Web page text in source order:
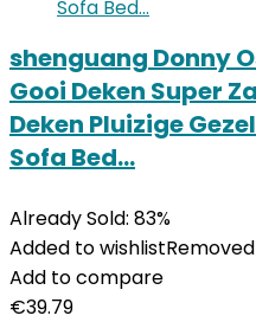
shenguang Donny
Gooi Deken Super
Deken Pluizige
Sofa Bed…
Already Sold: 83%
Added to wishlist
Add to compare
€39.79